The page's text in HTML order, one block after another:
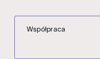
Współpraca